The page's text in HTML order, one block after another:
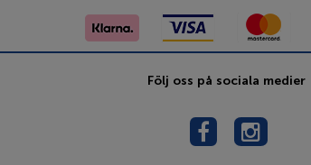
Följ oss på sociala medier